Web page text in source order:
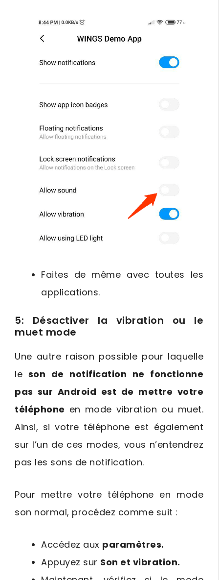
Faites de même avec toutes les
applications.
5: Désactiver la vibration ou le
muet mode
Une autre raison possible pour laquelle
le son de notification ne fonctionne
pas sur Android est de mettre votre
téléphone en mode vibration ou muet.
Ainsi, si votre téléphone est également
sur l’un de ces modes, vous n’entendrez
pas les sons de notification.
Pour mettre votre téléphone en mode
son normal, procédez comme suit :
Accédez aux paramètres.
Appuyez sur Son et vibration.